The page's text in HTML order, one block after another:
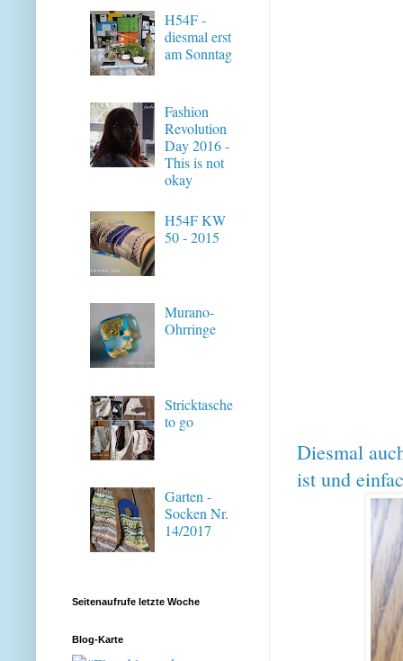
Diesmal
ist und
H54F -
diesmal erst
am Sonntag
Fashion
Revolution
Day 2016 -
This is not
okay
H54F KW
50 - 2015
Murano-
Ohrringe
Stricktasche
to go
Garten -
Socken Nr.
14/2017
Seitenaufrufe letzte Woche
Blog-Karte